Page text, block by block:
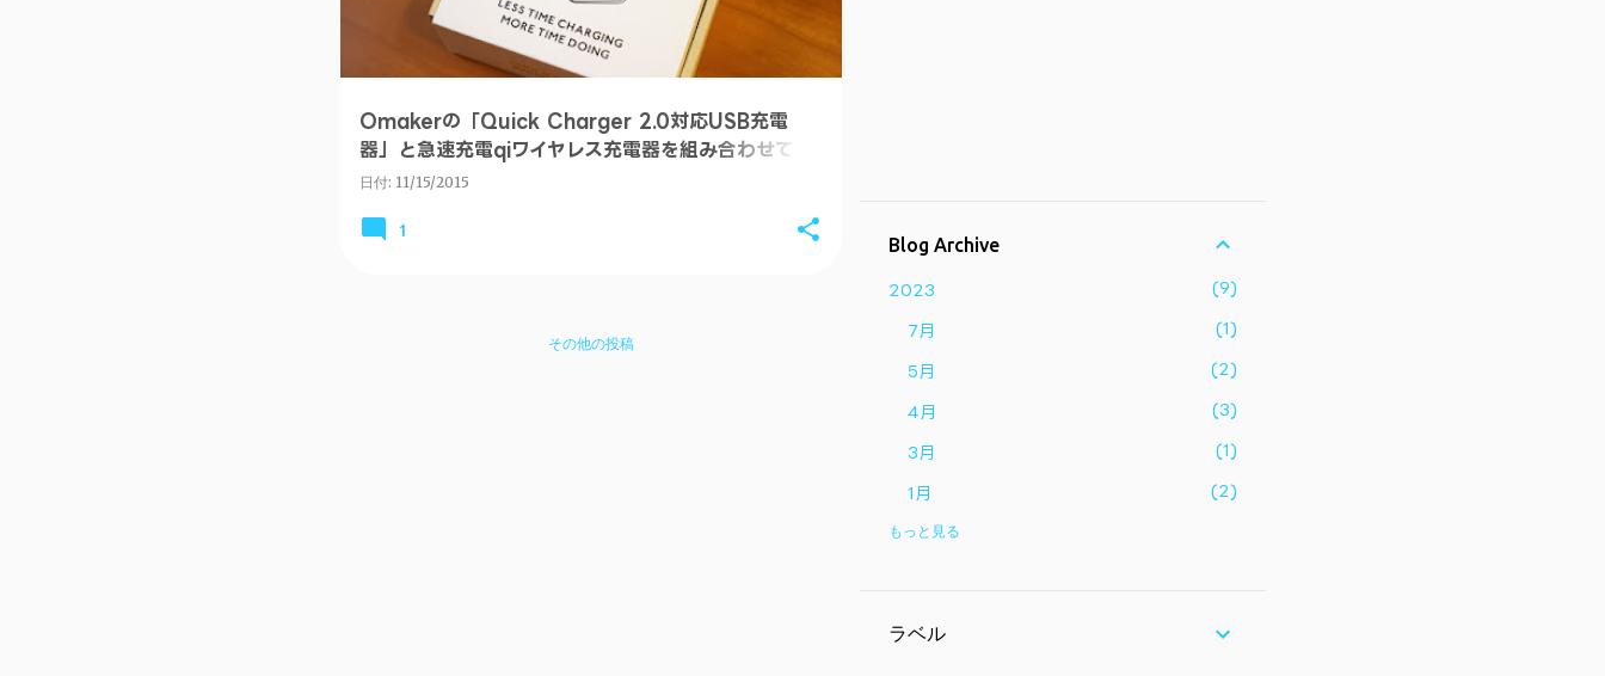
Omakerの「Quick Charger 2.0対応USB充電
器」と急速充電qiワイヤレス充電器を組み合わせて
GALAXY Note 5を爆速充電したらサイコー！
日付: 11/15/2015
1
その他の投稿
Blog Archive
2023 9
7月 1
5月 2
4月 3
3月 1
1月 2
2022
もっと見る
ラベル